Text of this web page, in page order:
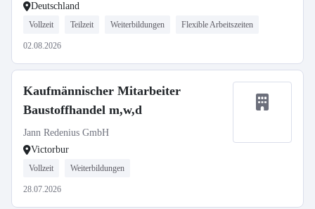
Deutschland
Vollzeit Teilzeit Weiterbildungen Flexible Arbeitszeiten
02.08.2026
Kaufmännischer Mitarbeiter
Baustoffhandel m,w,d
Jann Redenius GmbH
Victorbur
Vollzeit Weiterbildungen
28.07.2026